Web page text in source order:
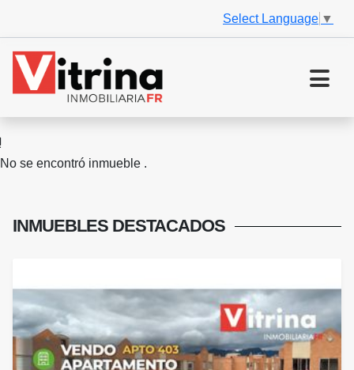
Select Language ▼
No se encontró inmueble .
INMUEBLES DESTACADOS